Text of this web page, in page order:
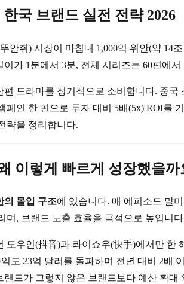
국 브랜드 실전 전략 2026
안쥐) 시장이 마침내 1,000억 위안(약 14
가 1분에서 3분, 전체 시리즈는 60편에
드라마를 정기적으로 소비합니다. 중
페인 한 편으로 투자 대비 5배(5x) ROI를
략을 정리합니다.
이렇게 빠르게 성장했을까
의 몰입 구조에 있습니다. 매 에피소드 말
며, 브랜드 노출 효율을 극적으로 높입니
도우인(抖音)과 콰이쇼우(快手)에서만
도 23억 달러를 돌파하며 전년 대비 2배
드가 그렇지 않은 브랜드보다 예산 확